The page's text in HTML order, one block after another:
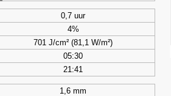
0,7 uur
4%
701 J/cm² (81,1 W/m²)
05:30
21:41
1,6 mm